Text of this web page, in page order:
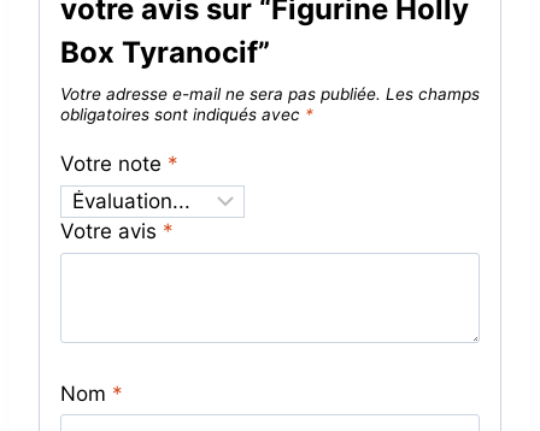
votre avis sur “Figurine Holly
Box Tyranocif”
Votre adresse e-mail ne sera pas publiée. Les champs
obligatoires sont indiqués avec *
Votre note *
Votre avis *
Nom *